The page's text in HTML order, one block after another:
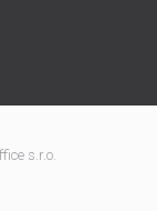
s.r.o.